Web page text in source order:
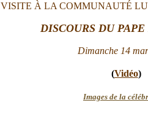
VISITE À LA COMMUNAUTÉ
DISCOURS DU
Dimanche 14
(Vidéo)
Images de la